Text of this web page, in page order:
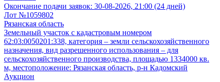
Окончание подачи заявок: 30-08-2026, 21:00 (24 дней)
Лот №1059802
Рязанская область
Земельный участок с кадастровым номером
62:03:0050201:338, категория – земли сельскохозяйственного
назначения, вид разрешенного использования – для
сельскохозяйственного производства, площадью 1334000 кв.
м, местоположение: Рязанская область, р-н Кадомский
Аукцион